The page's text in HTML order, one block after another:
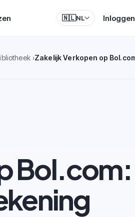
🇳🇱NL Inloggen
Bol.com: